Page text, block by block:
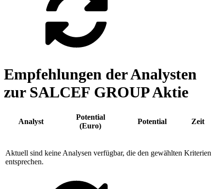
Empfehlungen der Analysten
zur SALCEF GROUP Aktie
Analyst
Potential
(Euro)
Potential Zeit
Aktuell sind keine Analysen verfügbar, die den gewählten Kriterien
entsprechen.